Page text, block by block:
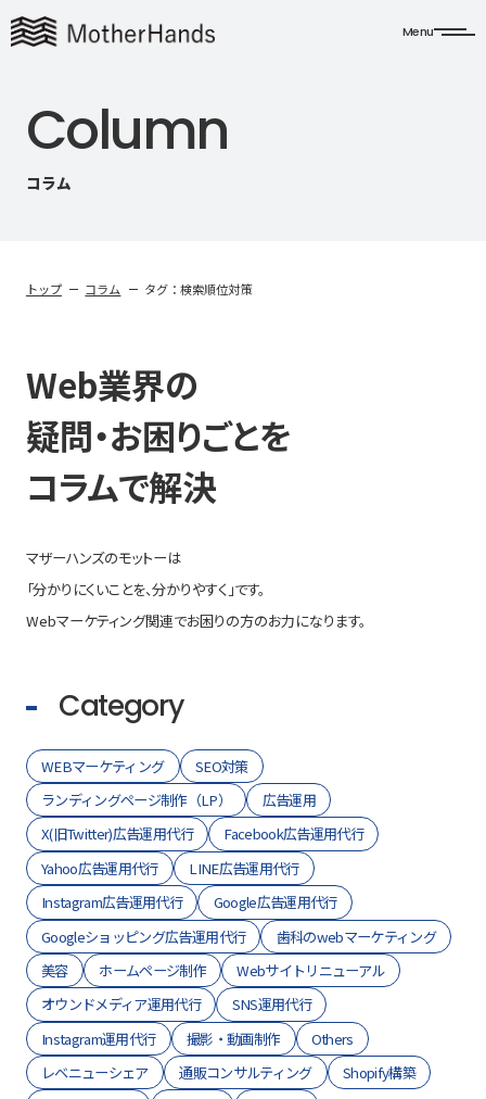
Menu
Column
コラム
トップ コラム タグ：検索順位対策
Web業界の
疑問・お困りごとを
コラムで解決
マザーハンズのモットーは
「分かりにくいことを、分かりやすく」です。
Webマーケティング関連でお困りの方のお力になります。
Category
WEBマーケティング
SEO対策
ランディングページ制作（LP）
広告運用
X(旧Twitter)広告運用代行
Facebook広告運用代行
Yahoo広告運用代行
LINE広告運用代行
Instagram広告運用代行
Google広告運用代行
Googleショッピング広告運用代行
歯科のwebマーケティング
美容
ホームページ制作
Webサイトリニューアル
オウンドメディア運用代行
SNS運用代行
Instagram運用代行
撮影・動画制作
Others
レベニューシェア
通販コンサルティング
Shopify構築